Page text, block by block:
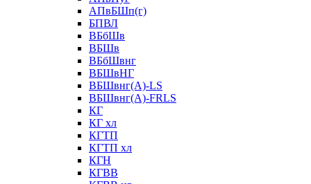
АПвБШп(г)
БПВЛ
ВБбШв
ВБШв
ВБбШвнг
ВБШвНГ
ВБШвнг(А)-LS
ВБШвнг(А)-FRLS
КГ
КГ хл
КГТП
КГТП хл
КГН
КГВВ